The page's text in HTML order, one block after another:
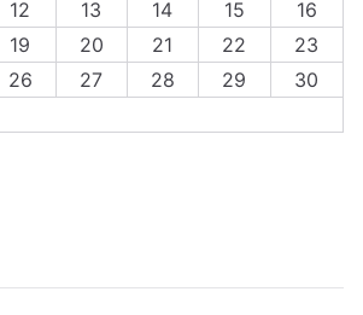
o
r
:
12 13 14 15
16
19 20 21 22
23
26 27 28 29
30